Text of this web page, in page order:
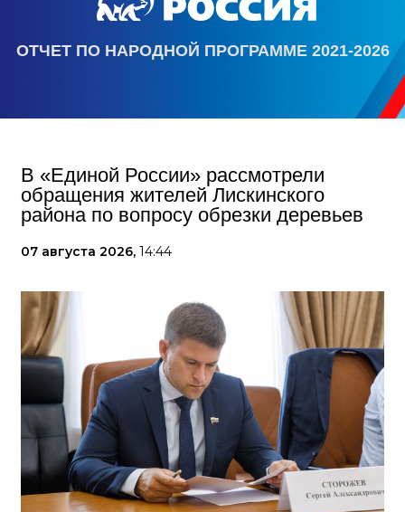
ОТЧЕТ ПО НАРОДНОЙ ПРОГРАММЕ 2021-2026
В «Единой России» рассмотрели
обращения жителей Лискинского
района по вопросу обрезки деревьев
07 августа 2026, 14:44